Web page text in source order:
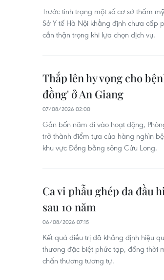
Trước tình trạng một số cơ sở thẩm
Sở Y tế Hà Nội khẳng định chưa cấp
cần thận trọng khi lựa chọn dịch vụ.
Thắp lên hy vọng cho
đồng' ở An Giang
07/08/2026 02:00
Gần bốn năm đi vào hoạt động,
trở thành điểm tựa của hàng nghìn
khu vực Đồng bằng sông Cửu Long.
Ca vi phẫu ghép da đầu
sau 10 năm
06/08/2026 07:15
Kết quả điều trị đã khẳng định hiệu
thương đặc biệt phức tạp, đồng thời
chấn thương tương tự.